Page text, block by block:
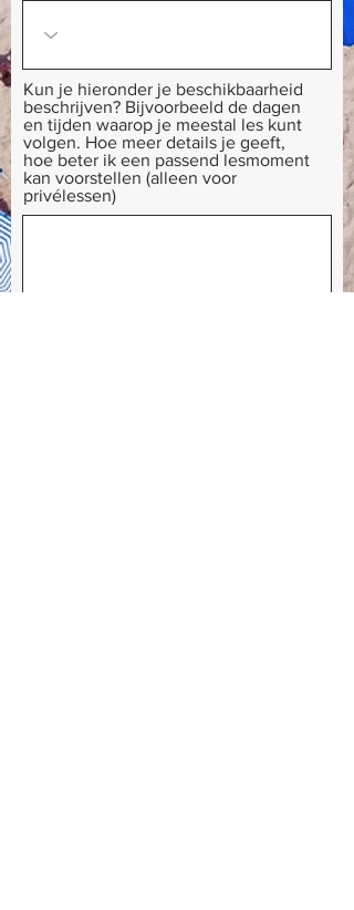
Kun je hieronder je beschikbaarheid
beschrijven? Bijvoorbeeld de dagen
en tijden waarop je meestal les kunt
volgen. Hoe meer details je geeft,
hoe beter ik een passend lesmoment
kan voorstellen (alleen voor
privélessen)